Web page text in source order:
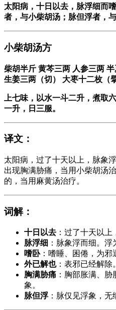
太阳病，十日以去，脉浮细而
者，与小柴胡汤；脉但浮者，与
小柴胡汤方
柴胡半斤 黄芩三两 人参三两
生姜三两（切） 大枣十二枚（擘
上七味，以水一斗二升，煮取
一升，日三服。
译文 ：
太阳病，过了十天以上，脉象
出现胸满胁痛，当用小柴胡汤
的，当用麻黄汤治疗。
词解：
十日以去 ：过了十天以上
脉浮细 ：脉象浮而细。浮
嗜卧：嗜睡、困倦，为邪
外已解也：表邪已经解除。
胸满胁痛 ：胸部胀满、
象。
脉但浮：脉仅见浮象，无